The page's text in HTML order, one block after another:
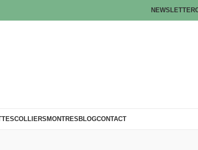
NEWSLETTER
COLLIERS MONTRES BLOGCONTACT